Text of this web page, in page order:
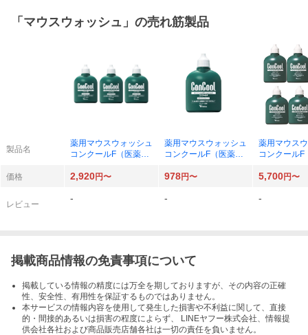
「 マウスウォッシュ 」の売れ筋製品
製品名
薬用マウスウォッシュ
コンクールF（医薬部
味）× 3本
薬用マウスウォッシュ
コンクールF（医薬部
味）× 1本
薬用マウス
コンクールF
味）× 6本
価格 2,920円〜 978円〜 5,700円〜
レビュー
- - -
掲載商品情報の免責事項について
掲載している情報の精度には万全を期しておりますが、その内容の正確
性、安全性、有用性を保証するものではありません。
本サービスの情報内容を使用して発生した損害や不利益に関して、直接
的・間接的あるいは損害の程度によらず、 LINEヤフー株式会社、情報提
供会社各社および商品販売店舗各社は一切の責任を負いません。